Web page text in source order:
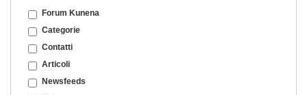
Forum Kunena
Categorie
Contatti
Articoli
Newsfeeds